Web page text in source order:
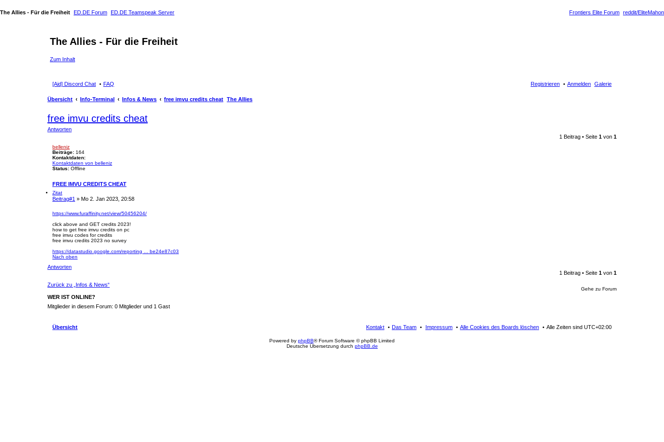
The Allies - Für die Freiheit ED.DE Forum ED.DE Teamspeak Server reddit/EliteMahon
Frontiers Elite Forum
The Allies - Für die Freiheit
Zum Inhalt
[Aid] Discord Chat Galerie
FAQ Anmelden
Registrieren
Übersicht Info-Terminal Infos & News free imvu credits cheat The Allies
free imvu credits cheat
Antworten
1 Beitrag • Seite 1 von 1
belleniz
Beiträge: 164
Kontaktdaten:
Kontaktdaten von belleniz
Status: Offline
FREE IMVU CREDITS CHEAT
Zitat
Beitrag#1 » Mo 2. Jan 2023, 20:58
https://www.furaffinity.net/view/50456204/
click above and GET credits 2023!
how to get free imvu credits on pc
free imvu codes for credits
free imvu credits 2023 no survey
https://datastudio.google.com/reporting ... be24e87c03
Nach oben
Antworten
1 Beitrag • Seite 1 von 1
Zurück zu „Infos & News“
Gehe zu Forum
WER IST ONLINE?
Mitglieder in diesem Forum: 0 Mitglieder und 1 Gast
Übersicht Alle Zeiten sind UTC+02:00
Alle Cookies des Boards löschen
Impressum
Das Team
Kontakt
Powered by phpBB® Forum Software © phpBB Limited
Deutsche Übersetzung durch phpBB.de